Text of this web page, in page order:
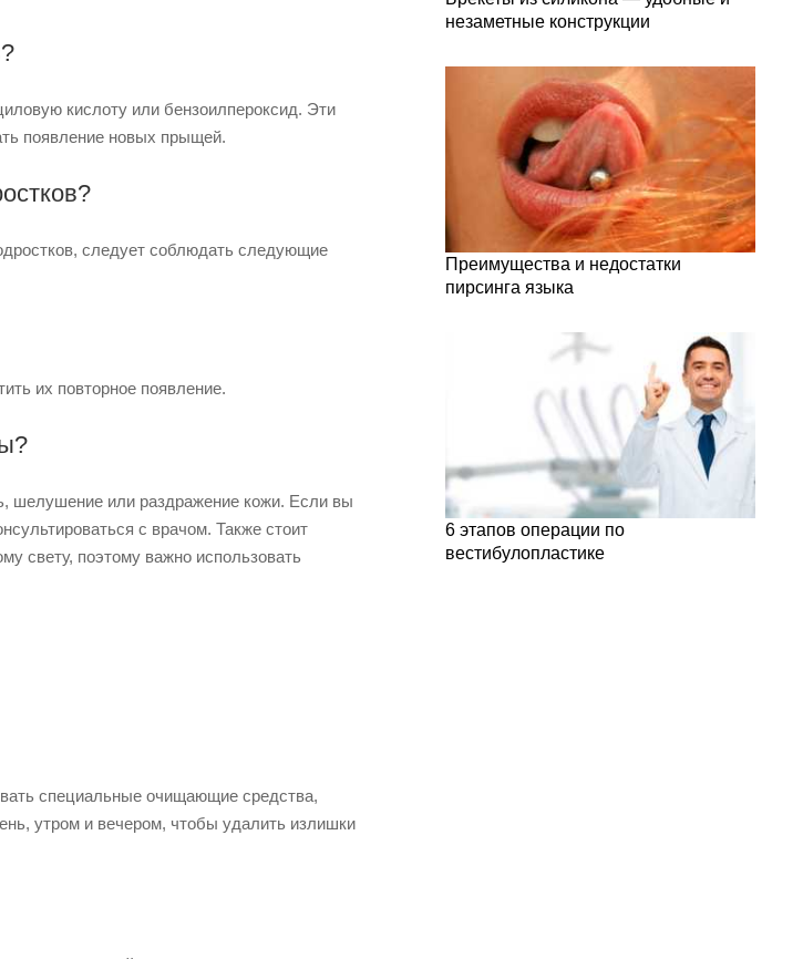
кислоту или бензоилпероксид. Эти
появление новых прыщей.
следует соблюдать следующие
их повторное появление.
шелушение или раздражение кожи. Если вы
с врачом. Также стоит
свету, поэтому важно использовать
специальные очищающие средства,
утром и вечером, чтобы удалить излишки
незаметные конструкции
Преимущества и недостатки
пирсинга языка
6 этапов операции по
вестибулопластике